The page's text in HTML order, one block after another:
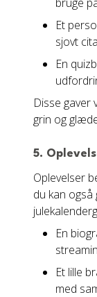
Et
sjovt
En
Disse gaver
grin og
5.
Oplevelser
du kan også
En
Et lille
med